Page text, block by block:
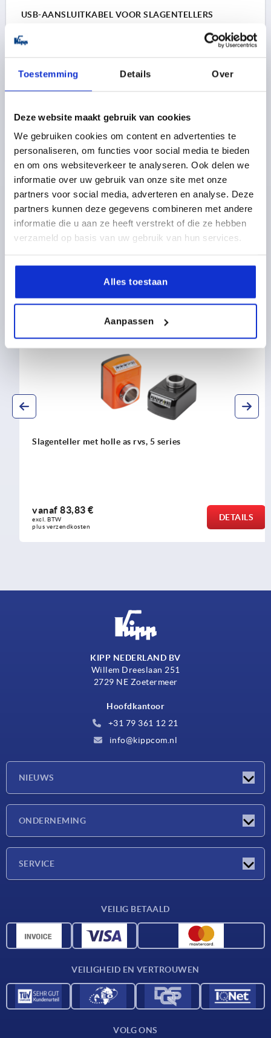
Toestemming Details Over
Deze website maakt gebruik van cookies
We gebruiken cookies om content en advertenties te
personaliseren, om functies voor social media te bieden
en om ons websiteverkeer te analyseren. Ook delen we
informatie over uw gebruik van onze site met onze
partners voor social media, adverteren en analyse. Deze
partners kunnen deze gegevens combineren met andere
informatie die u aan ze heeft verstrekt of die ze hebben
verzameld op basis van uw gebruik van hun services.
Alles toestaan
Aanpassen
USB-AANSLUITKABEL VOOR SLAGENTELLERS
BENAMING=USB AANSLUITKABEL
PRODUCTGEGEVENS
CAD
DOWNLOADS
Ontdek ons productassortiment
K2108
Slagenteller met holle as rvs, 5 series
vanaf83,83 €
excl. BTW
plus verzendkosten
DETAILS
KIPP NEDERLAND BV
Willem Dreeslaan 251
2729 NE Zoetermeer
Hoofdkantoor
+31 79 361 12 21
info@kippcom.nl
NIEUWS
ONDERNEMING
SERVICE
CAD-gegevens
VEILIG BETAALD
VEILIGHEID EN VERTROUWEN
VOLG ONS